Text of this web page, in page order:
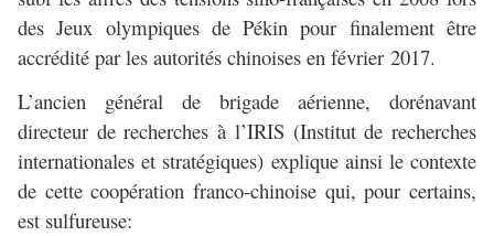
des Jeux olympiques de Pékin pour finalement être
accrédité par les autorités chinoises en février 2017.
L’ancien général de brigade aérienne, dorénavant
directeur de recherches à l’IRIS (Institut de recherches
internationales et stratégiques) explique ainsi le contexte
de cette coopération franco-chinoise qui, pour certains,
est sulfureuse: